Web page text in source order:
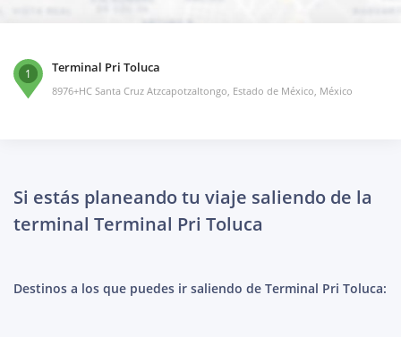
1 Terminal Pri Toluca
8976+HC Santa Cruz Atzcapotzaltongo, Estado de México, México
Si estás planeando tu viaje saliendo de la
terminal Terminal Pri Toluca
Destinos a los que puedes ir saliendo de Terminal Pri Toluca: